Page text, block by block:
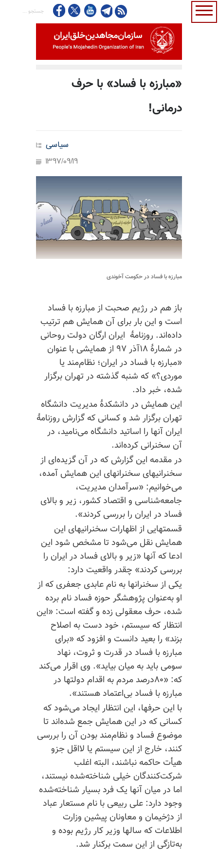
«مبارزه با فساد» با حرف‌
درمانی!
سیاسی
1397/09/19
مبارزه با فساد در حکومت آخوندی
باز هم در رژیم صحبت از مبارزه با فساد
است و این بار برای آن همایش هم ترتیب
داده‌اند. روزنامهٔ ‌ ایران ارگان دولت روحانی
در شمارهٔ ۱۸آذر ۹۷ از همایشی با عنوان
«مبارزه با فساد در ایران؛ نظام‌مند یا
موردی؟» که شنبه گذشته در تهران برگزار
شده، خبر داد.
این همایش در دانشکدهٔ مدیریت دانشگاه
تهران برگزار شد و کسانی که گزارش روزنامهٔ
ایران آنها را اساتید دانشگاه می‌نامید، در
آن سخنرانی کرده‌اند.
در مقدمه این گزارش که در آن گزیده‌ای از
سخنرانیهای سخنرانهای این همایش آمده،
می‌خوانیم: «سرآمدان مدیریت،
جامعه‌شناسی و اقتصاد کشور، زیر و بالای
فساد در ایران را بررسی کردند».
قسمتهایی از اظهارات سخنرانیهای این
همایش نقل می‌شود تا مشخص شود این
ادعا که آنها «زیر و بالای فساد در ایران را
بررسی کردند» چقدر واقعیت دارد:
یکی از سخنرانها به نام عابدی جعفری که از
او به‌عنوان پژوهشگر حوزه فساد نام برده
شده، حرف معقولی زده و گفته است: «این
انتظار که سیستم، خود دست به اصلاح
بزند» را بعید دانست و افزود که «برای
مبارزه با فساد در قدرت و ثروت، نهاد
سومی باید به میان بیاید». وی اقرار می‌کند
که:‌ «۸۰درصد مردم به اقدام دولتها در
مبارزه با فساد بی‌اعتماد هستند».
با این حرفها، این انتظار ایجاد می‌شود که
کسانی که در این همایش جمع شده‌اند تا
موضوع فساد و نظام‌مند بودن آن را بررسی
کنند، خارج از این سیستم یا لااقل جزو
هیأت حاکمه نباشند، البته اغلب
شرکت‌کنندگان خیلی شناخته‌شده نیستند،
اما در میان آنها یک فرد بسیار شناخته‌شده
وجود دارد: علی ربیعی با نام مستعار عباد
از دژخیمان و معاونان پیشین وزارت
اطلاعات که سالها وزیر کار رژیم بوده و
به‌تازگی از این سمت برکنار شد.